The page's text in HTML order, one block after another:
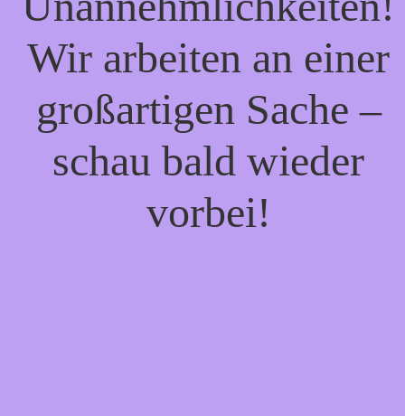
Wir arbeiten an einer
großartigen Sache –
schau bald wieder
vorbei!